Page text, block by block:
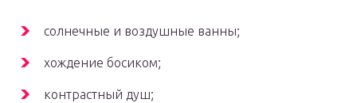
солнечные и воздушные ванны;
хождение босиком;
контрастный душ;